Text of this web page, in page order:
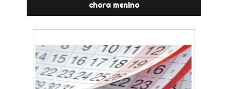
chora menino